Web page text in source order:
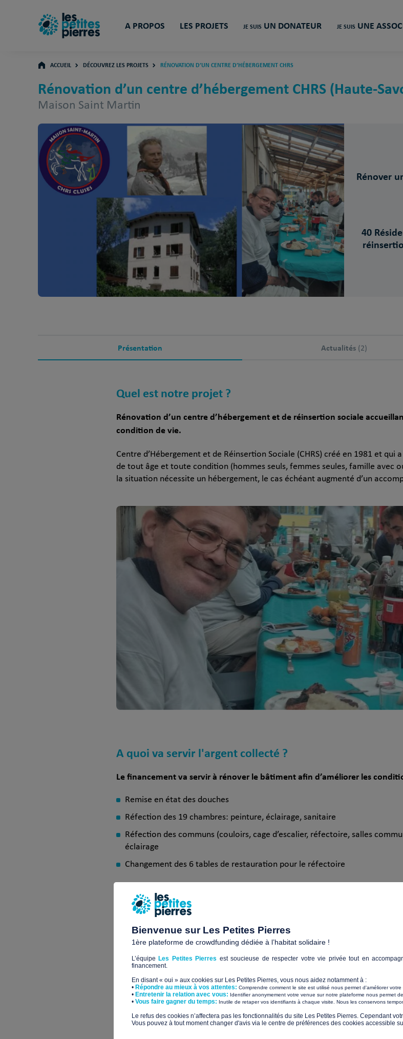
A PROPOS LES PROJETS JE SUIS UN DONATEUR JE SUIS UNE
ACCUEIL DÉCOUVREZ LES PROJETS RÉNOVATION D’UN CENTRE D’HÉBERGEMENT CHRS
Rénovation d’un centre d’hébergement CHRS (Haute-
Maison Saint Martin
Rénover
40
Présentation Actualités (2)
Quel est notre projet ?
Rénovation d’un centre d’hébergement et de réinsertion sociale
condition de vie.
Centre d’Hébergement et de Réinsertion Sociale (CHRS) créé en 1981 et qui
de tout âge et toute condition (hommes seuls, femmes seules, famille avec
la situation nécessite un hébergement, le cas échéant augmenté d’un
A quoi va servir l'argent collecté ?
Le financement va servir à rénover le bâtiment afin d’améliorer les
Remise en état des douches
Réfection des 19 chambres: peinture, éclairage, sanitaire
Réfection des communs (couloirs, cage d’escalier, réfectoire, salles
éclairage
Changement des 6 tables de restauration pour le réfectoire
Quel impact pour ce projet ?
Cette opération de rénovation est le début d’une démarche globale visant à
changement de système de chauffage pour :
Encore améliorer les conditions de vie des bénéficiaires
Et par ailleurs, réduire au maximum l’impact environnemental du bâtiment
Bienvenue sur Les Petites Pierres
1ère plateforme de crowdfunding dédiée à l’habitat solidaire !
L’équipe Les Petites Pierres est soucieuse de respecter votre vie privée tout en
financement.
En disant « oui » aux cookies sur Les Petites Pierres, vous nous aidez notamment à :
• Répondre au mieux à vos attentes: Comprendre comment le site est utilisé nous permet d'améliorer
• Entretenir la relation avec vous: Identifier anonymement votre venue sur notre plateforme nous permet
​• Vous faire gagner du temps: Inutile de retaper vos identifiants à chaque visite. Nous les conservons
​Le refus des cookies n’affectera pas les fonctionnalités du site Les Petites Pierres. Cependant
Vous pouvez à tout moment changer d'avis via le centre de préférences des cookies accessible